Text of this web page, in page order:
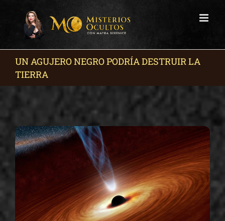
UN AGUJERO NEGRO PODRÍA DESTRUIR LA
TIERRA